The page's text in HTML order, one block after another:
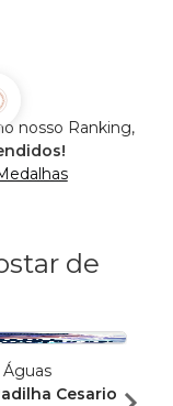
nosso Ranking,
de
Águas
Cesario